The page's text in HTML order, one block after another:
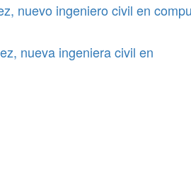
nuevo ingeniero civil en
nueva ingeniera civil en